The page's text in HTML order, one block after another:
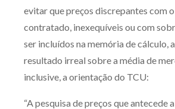
evitar que preços discrepantes com
contratado, inexequíveis ou com
ser incluídos na memória de cálculo,
resultado irreal sobre a média de
inclusive, a orientação do TCU:
“A pesquisa de preços que antecede